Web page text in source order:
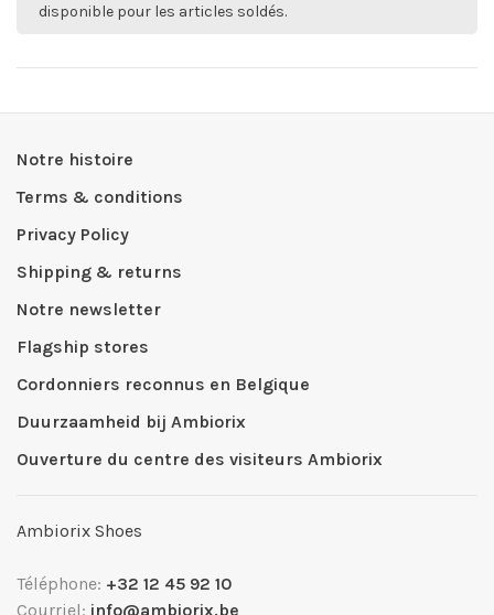
disponible pour les articles soldés.
Notre histoire
Terms & conditions
Privacy Policy
Shipping & returns
Notre newsletter
Flagship stores
Cordonniers reconnus en Belgique
Duurzaamheid bij Ambiorix
Ouverture du centre des visiteurs Ambiorix
Ambiorix Shoes
Téléphone: +32 12 45 92 10
Courriel: info@ambiorix.be